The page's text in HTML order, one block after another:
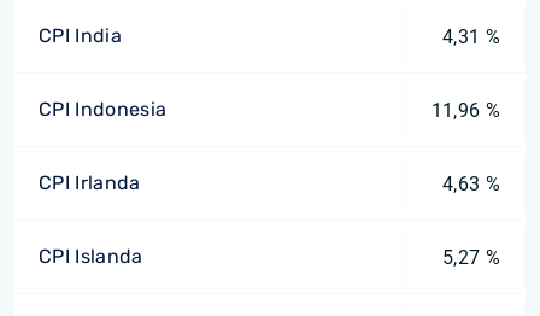
CPI India 4,31 %
CPI Indonesia 11,96 %
CPI Irlanda 4,63 %
CPI Islanda 5,27 %